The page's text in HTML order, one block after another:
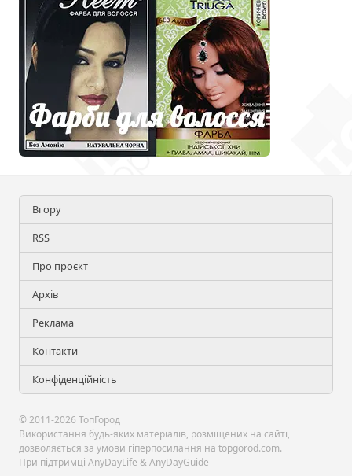
Вгору
RSS
Про проєкт
Архів
Реклама
Контакти
Конфіденційність
© 2011-2026 ТопГород
Використання будь-яких матеріалів, розміщених на сайті,
дозволяється за умови гіперпосилання на topgorod.com.
При підтримці AnyDayLife &AnyDayGuide